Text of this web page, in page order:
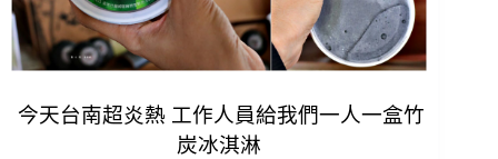
今天台南超炎熱 工作人員給我們一人一盒竹
炭冰淇淋